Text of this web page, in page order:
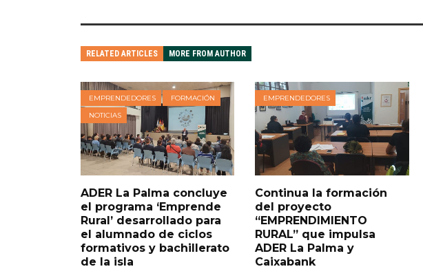
RELATED ARTICLES MORE FROM AUTHOR
EMPRENDEDORES
FORMACIÓN
NOTICIAS
ADER La Palma concluye
el programa ‘Emprende
Rural’ desarrollado para
el alumnado de ciclos
formativos y bachillerato
de la isla
EMPRENDEDORES
Continua la formación
del proyecto
“EMPRENDIMIENTO
RURAL” que impulsa
ADER La Palma y
Caixabank